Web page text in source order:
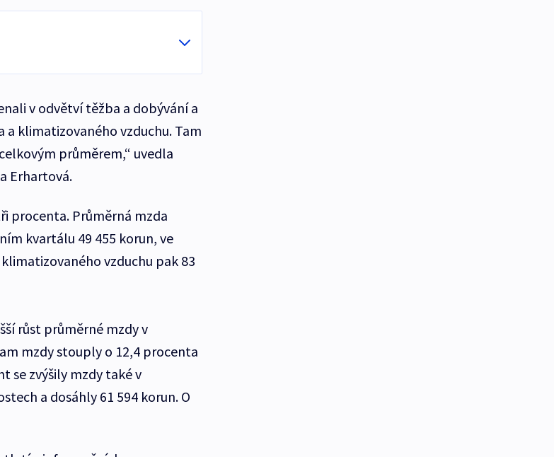
v odvětví těžba a dobývání a
klimatizovaného vzduchu. Tam
průměrem,“ uvedla
Erhartová.
procenta. Průměrná mzda
kvartálu 49 455 korun, ve
vzduchu pak 83
růst průměrné mzdy v
mzdy stouply o 12,4 procenta
se zvýšily mzdy také v
a dosáhly 61 594 korun. O